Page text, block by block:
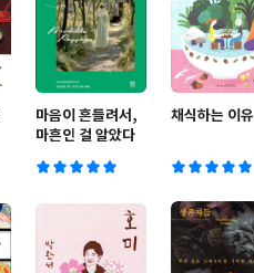
마음이 흔들려서,
마흔인 걸 알았다
채식하는 이유